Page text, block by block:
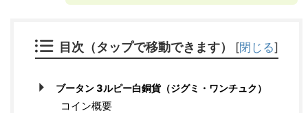
目次（タップで移動できます） [閉じる]
ブータン 3ルピー白銅貨（ジグミ・ワンチュク）
コイン概要